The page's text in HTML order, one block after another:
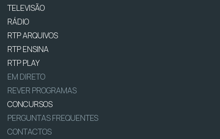
TELEVISÃO
RÁDIO
RTP ARQUIVOS
RTP ENSINA
RTP PLAY
EM DIRETO
REVER PROGRAMAS
CONCURSOS
PERGUNTAS FREQUENTES
CONTACTOS